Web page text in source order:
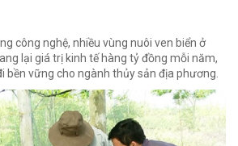
công nghệ, nhiều vùng nuôi ven biển ở
lại giá trị kinh tế hàng tỷ đồng mỗi năm,
bền vững cho ngành thủy sản địa phương.